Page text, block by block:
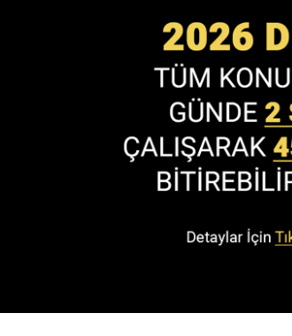
adayların bizzat kendileri tarafından
üzerinden yapılacaktır.
lisans ve ön lisans öğrenim durumları
bulunmayan adaylar, başvuru
kaydettireceklerdir.
BİLGİLERİ BULUNMAYAN ORTA
elektronik ortamlarında bulunmayan
üzerinden sınav için ön başvuru yapacaklardır.
için 08.11.2021-22.11.2021 tarihleri
edeceklerdir.
Belgesi (nüfus cüzdanı, kimlik kartı veya